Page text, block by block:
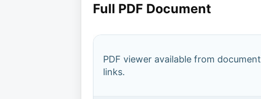
Full PDF Document
PDF viewer available from document
links.